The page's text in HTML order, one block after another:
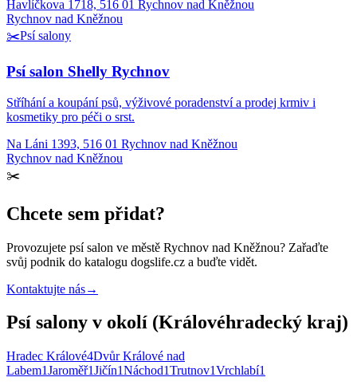
Havlíčkova 1718, 516 01 Rychnov nad Kněžnou
Rychnov nad Kněžnou
✂️Psí salony
Psí salon Shelly Rychnov
Stříhání a koupání psů, výživové poradenství a prodej krmiv i
kosmetiky pro péči o srst.
Na Láni 1393, 516 01 Rychnov nad Kněžnou
Rychnov nad Kněžnou
✂️
Chcete sem přidat?
Provozujete psí salon ve městě Rychnov nad Kněžnou? Zařaďte
svůj podnik do katalogu dogslife.cz a buďte vidět.
Kontaktujte nás→
Psí salony v okolí (Královéhradecký kraj)
Hradec Králové4Dvůr Králové nad
Labem1Jaroměř1Jičín1Náchod1Trutnov1Vrchlabí1